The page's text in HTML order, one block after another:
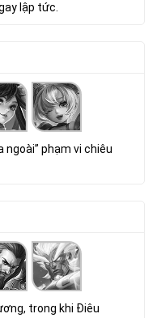
lập tức.
ngoài” phạm vi chiêu
trong khi Điêu